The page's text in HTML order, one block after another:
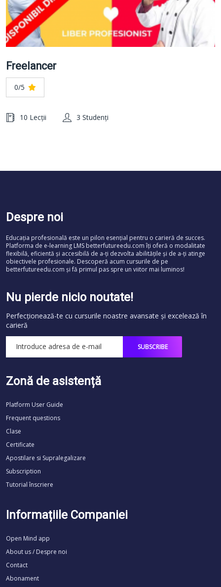
Freelancer
0/5
10 Lecții 3 Studenți
Despre noi
Educația profesională este un pilon esențial pentru o carieră de succes.
Platforma de e-learning LMS betterfutureedu.com îți oferă o modalitate
flexibilă, eficientă și accesibilă de a-ți dezvolta abilitățile și de a-ți atinge
obiectivele profesionale. Descoperă acum cursurile de pe
betterfutureedu.com și fă primul pas spre un viitor mai luminos!
Nu pierde nicio noutate!
Perfecționează-te cu cursurile noastre avansate și excelează în
carieră
Zonă de asistență
Platform User Guide
Frequent questions
Clase
Certificate
Apostilare si Supralegalizare
Subscription
Tutorial înscriere
Informațiile Companiei
Open Mind app
About us / Despre noi
Contact
Abonament